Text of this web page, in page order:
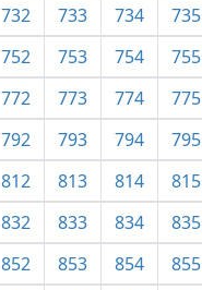
732 733 734 735
752 753 754 755
772 773 774 775
792 793 794 795
812 813 814 815
832 833 834 835
852 853 854 855